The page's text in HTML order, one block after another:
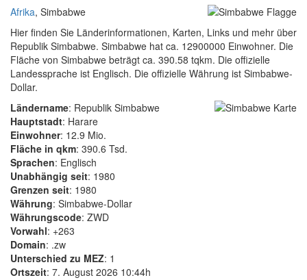
Afrika, Simbabwe
Hier finden Sie Länderinformationen, Karten, Links und mehr über
Republik Simbabwe. Simbabwe hat ca. 12900000 Einwohner. Die
Fläche von Simbabwe beträgt ca. 390.58 tqkm. Die offizielle
Landessprache ist Englisch. Die offizielle Währung ist Simbabwe-
Dollar.
Ländername: Republik Simbabwe
Hauptstadt: Harare
Einwohner: 12.9 Mio.
Fläche in qkm: 390.6 Tsd.
Sprachen: Englisch
Unabhängig seit: 1980
Grenzen seit: 1980
Währung: Simbabwe-Dollar
Währungscode: ZWD
Vorwahl: +263
Domain: .zw
Unterschied zu MEZ: 1
Ortszeit: 7. August 2026 10:44h